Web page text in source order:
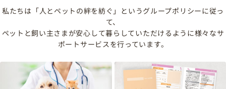
私たちは「人とペットの絆を紡ぐ」というグループポリシーに従っ
て、
ペットと飼い主さまが安心して暮らしていただけるように様々なサ
ポートサービスを行っています。